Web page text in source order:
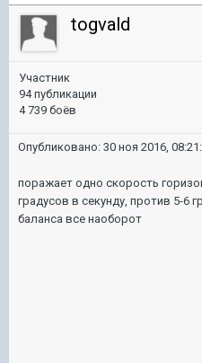
togvald
Участник
94 публикации
4 739 боёв
Опубликовано: 30 ноя 2016,
поражает одно скорость
градусов в секунду, против 5-6
баланса все наоборот